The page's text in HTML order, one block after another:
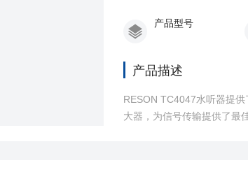
产品型号
产品描述
RESON TC4047水听器提
大器，为信号传输提供了最